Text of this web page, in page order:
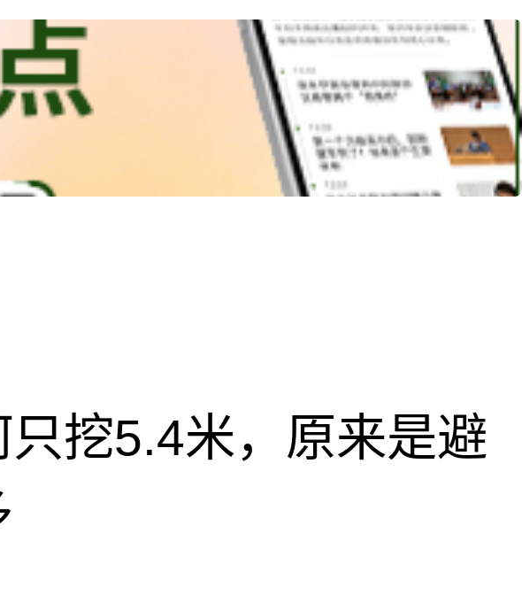
挖5.4米，原来是避